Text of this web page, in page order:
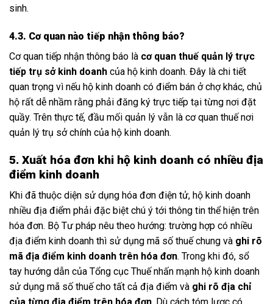
sinh.
4.3. Cơ quan nào tiếp nhận thông báo?
Cơ quan tiếp nhận thông báo là cơ quan thuế quản lý trực
tiếp trụ sở kinh doanh của hộ kinh doanh. Đây là chi tiết
quan trọng vì nếu hộ kinh doanh có điểm bán ở chợ khác, chủ
hộ rất dễ nhầm rằng phải đăng ký trực tiếp tại từng nơi đặt
quầy. Trên thực tế, đầu mối quản lý vẫn là cơ quan thuế nơi
quản lý trụ sở chính của hộ kinh doanh.
5. Xuất hóa đơn khi hộ kinh doanh có nhiều địa
điểm kinh doanh
Khi đã thuộc diện sử dụng hóa đơn điện tử, hộ kinh doanh
nhiều địa điểm phải đặc biệt chú ý tới thông tin thể hiện trên
hóa đơn. Bộ Tư pháp nêu theo hướng: trường hợp có nhiều
địa điểm kinh doanh thì sử dụng mã số thuế chung và ghi rõ
mã địa điểm kinh doanh trên hóa đơn. Trong khi đó, sổ
tay hướng dẫn của Tổng cục Thuế nhấn mạnh hộ kinh doanh
sử dụng mã số thuế cho tất cả địa điểm và ghi rõ địa chỉ